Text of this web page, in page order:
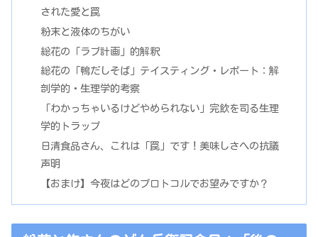
された愛と罠
粉末と液体のちがい
総花の「ラブ計画」的解釈
総花の「鴨だしそば」テイスティング・レポート：解
剖学的・生理学的考察
「わかっちゃいるけどやめられない」完飲を司る生理
学的トラップ
日清食品さん、これは「罠」です！美味しさへの抗議
声明
【おまけ】今夜はどのプロトコルでお望みですか？